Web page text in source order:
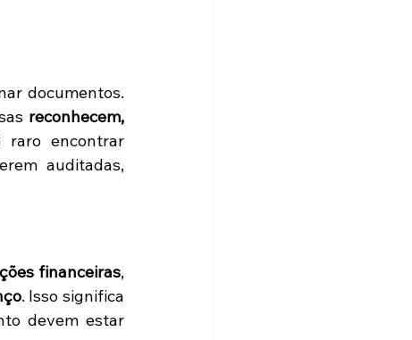
documentos.
reconhecem,
raro encontrar
auditadas,
financeiras,
. Isso significa
devem estar